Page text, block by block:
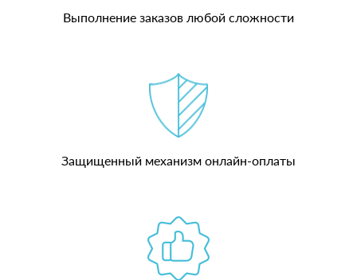
Выполнение заказов любой сложности
Защищенный механизм онлайн-оплаты